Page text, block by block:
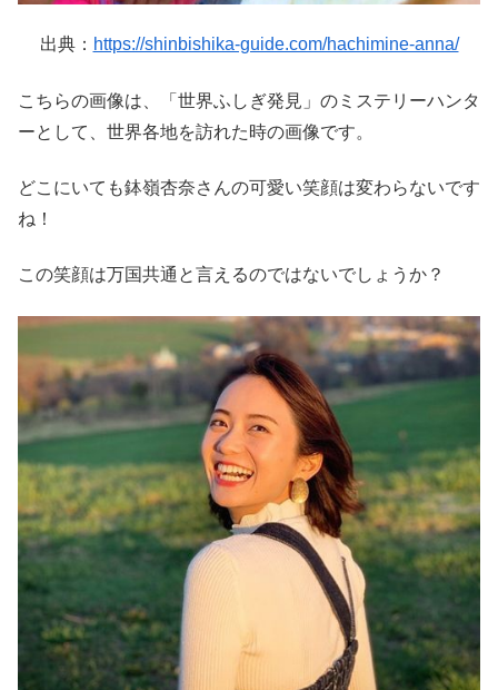
出典： https://shinbishika-guide.com/hachimine-anna/
こちらの画像は、「世界ふしぎ発見」のミステリーハンタ
ーとして、世界各地を訪れた時の画像です。
どこにいても鉢嶺杏奈さんの可愛い笑顔は変わらないです
ね！
この笑顔は万国共通と言えるのではないでしょうか？